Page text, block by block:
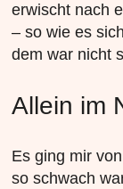
erwischt nach
– so wie es
dem war nicht
Allein im
Es ging mir
so schwach